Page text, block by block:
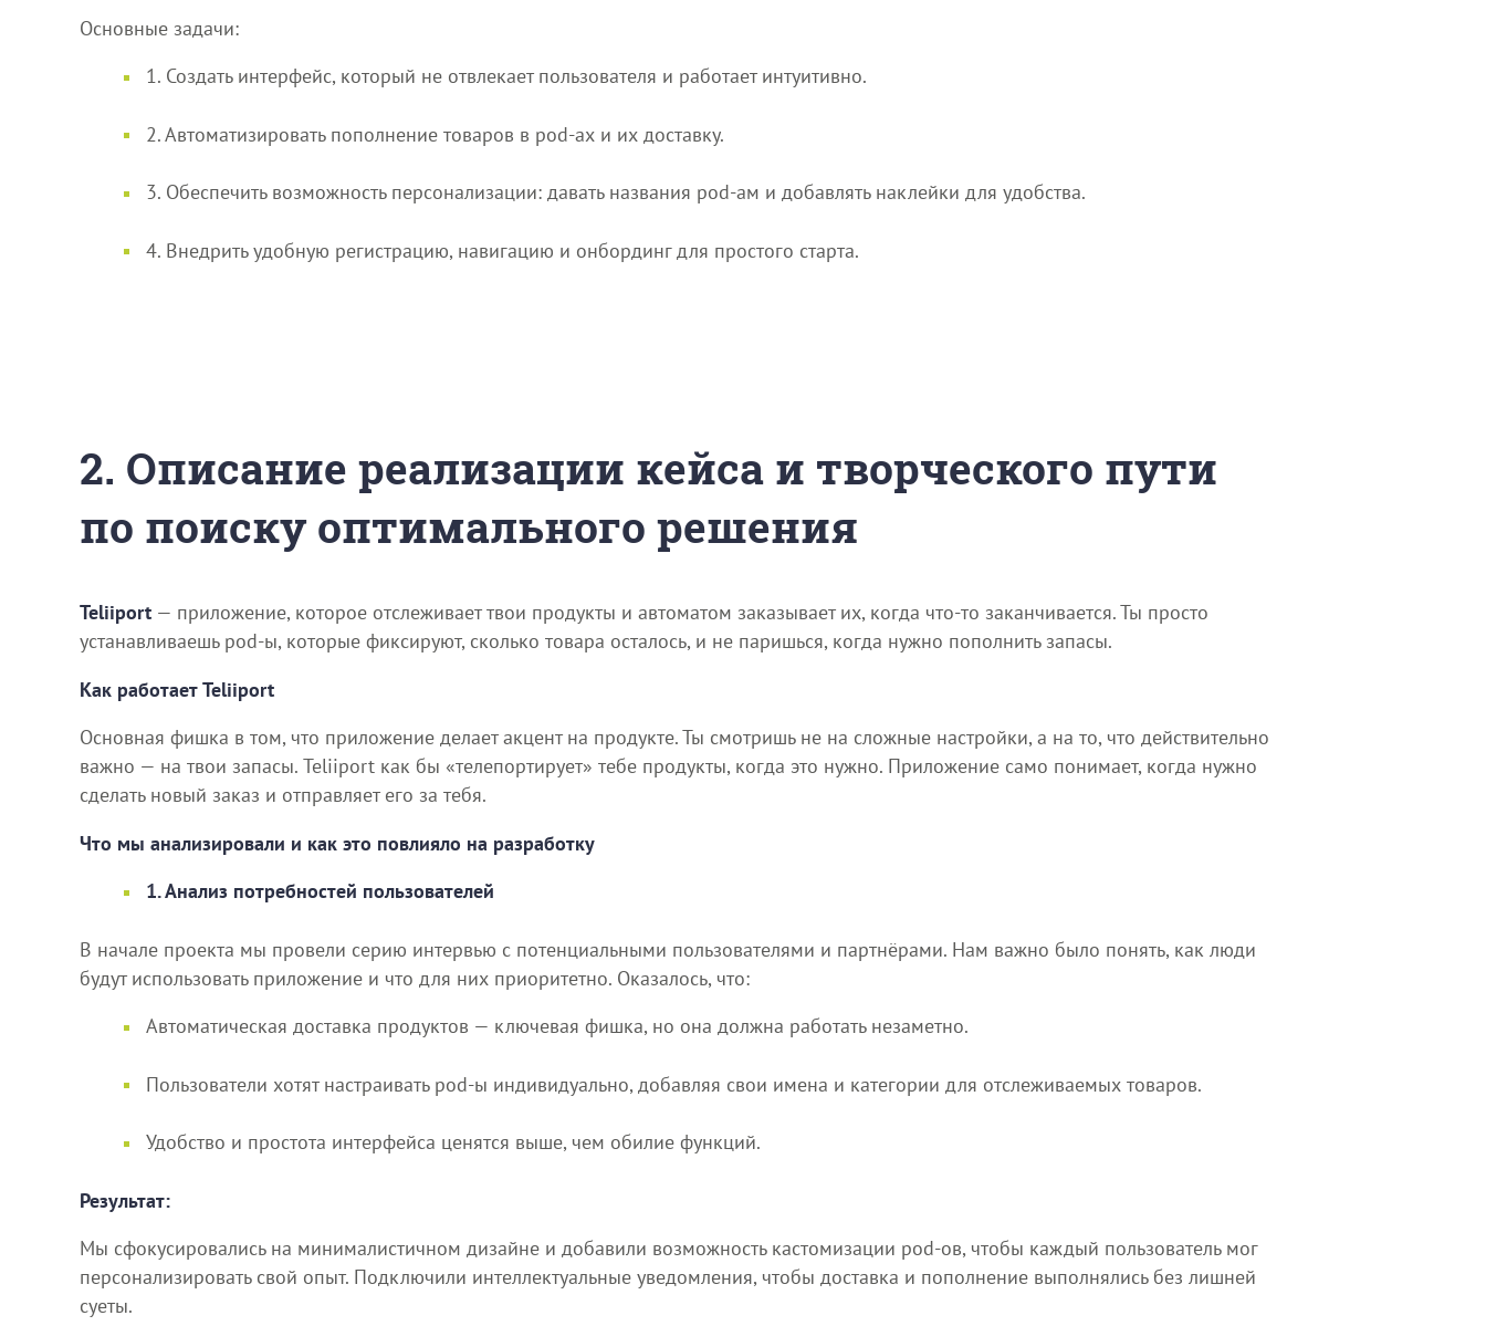
Основные задачи:
1. Создать интерфейс, который не отвлекает пользователя и работает интуитивно.
2. Автоматизировать пополнение товаров в pod-ах и их доставку.
3. Обеспечить возможность персонализации: давать названия pod-ам и добавлять наклейки для удобства.
4. Внедрить удобную регистрацию, навигацию и онбординг для простого старта.
2. Описание реализации кейса и творческого пути
по поиску оптимального решения
Teliiport — приложение, которое отслеживает твои продукты и автоматом заказывает их, когда что-то заканчивается. Ты просто
устанавливаешь pod-ы, которые фиксируют, сколько товара осталось, и не паришься, когда нужно пополнить запасы.
Как работает Teliiport
Основная фишка в том, что приложение делает акцент на продукте. Ты смотришь не на сложные настройки, а на то, что действительно
важно — на твои запасы. Teliiport как бы «телепортирует» тебе продукты, когда это нужно. Приложение само понимает, когда нужно
сделать новый заказ и отправляет его за тебя.
Что мы анализировали и как это повлияло на разработку
1. Анализ потребностей пользователей
В начале проекта мы провели серию интервью с потенциальными пользователями и партнёрами. Нам важно было понять, как люди
будут использовать приложение и что для них приоритетно. Оказалось, что:
Автоматическая доставка продуктов — ключевая фишка, но она должна работать незаметно.
Пользователи хотят настраивать pod-ы индивидуально, добавляя свои имена и категории для отслеживаемых товаров.
Удобство и простота интерфейса ценятся выше, чем обилие функций.
Результат:
Мы сфокусировались на минималистичном дизайне и добавили возможность кастомизации pod-ов, чтобы каждый пользователь мог
персонализировать свой опыт. Подключили интеллектуальные уведомления, чтобы доставка и пополнение выполнялись без лишней
суеты.